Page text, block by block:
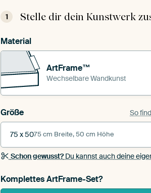
1 Stelle dir dein Kunstwerk
Material
ArtFrame™
Wechselbare Wandkunst
Größe So
75 x 5075 cm Breite, 50 cm Höhe
Schon gewusst?Du kannst auch deine
Komplettes ArtFrame-Set?